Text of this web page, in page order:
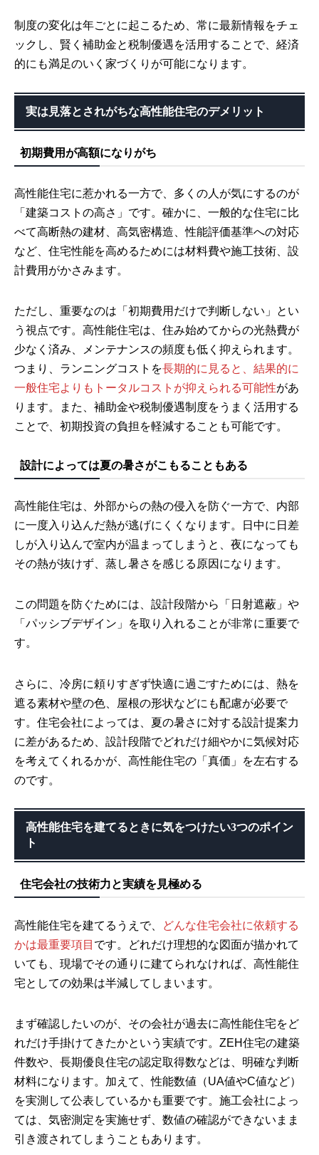
制度の変化は年ごとに起こるため、常に最新情報をチェ
ックし、賢く補助金と税制優遇を活用することで、経済
的にも満足のいく家づくりが可能になります。
実は見落とされがちな高性能住宅のデメリット
初期費用が高額になりがち
高性能住宅に惹かれる一方で、多くの人が気にするのが
「建築コストの高さ」です。確かに、一般的な住宅に比
べて高断熱の建材、高気密構造、性能評価基準への対応
など、住宅性能を高めるためには材料費や施工技術、設
計費用がかさみます。
ただし、重要なのは「初期費用だけで判断しない」とい
う視点です。高性能住宅は、住み始めてからの光熱費が
少なく済み、メンテナンスの頻度も低く抑えられます。
つまり、ランニングコストを長期的に見ると、結果的に
一般住宅よりもトータルコストが抑えられる可能性があ
ります。また、補助金や税制優遇制度をうまく活用する
ことで、初期投資の負担を軽減することも可能です。
設計によっては夏の暑さがこもることもある
高性能住宅は、外部からの熱の侵入を防ぐ一方で、内部
に一度入り込んだ熱が逃げにくくなります。日中に日差
しが入り込んで室内が温まってしまうと、夜になっても
その熱が抜けず、蒸し暑さを感じる原因になります。
この問題を防ぐためには、設計段階から「日射遮蔽」や
「パッシブデザイン」を取り入れることが非常に重要で
す。
さらに、冷房に頼りすぎず快適に過ごすためには、熱を
遮る素材や壁の色、屋根の形状などにも配慮が必要で
す。住宅会社によっては、夏の暑さに対する設計提案力
に差があるため、設計段階でどれだけ細やかに気候対応
を考えてくれるかが、高性能住宅の「真価」を左右する
のです。
高性能住宅を建てるときに気をつけたい3つのポイン
ト
住宅会社の技術力と実績を見極める
高性能住宅を建てるうえで、
どんな住宅会社に依頼する
かは最重要項目 です。どれだけ理想的な図面が描かれて
いても、現場でその通りに建てられなければ、高性能住
宅としての効果は半減してしまいます。
まず確認したいのが、その会社が過去に高性能住宅をど
れだけ手掛けてきたかという実績です。ZEH住宅の建築
件数や、長期優良住宅の認定取得数などは、明確な判断
材料になります。加えて、性能数値（UA値やC値など）
を実測して公表しているかも重要です。施工会社によっ
ては、気密測定を実施せず、数値の確認ができないまま
引き渡されてしまうこともあります。